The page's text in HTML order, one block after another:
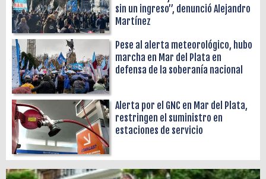
sin un ingreso”, denunció Alejandro
Martínez
Pese al alerta meteorológico, hubo
marcha en Mar del Plata en
defensa de la soberanía nacional
Alerta por el GNC en Mar del Plata,
restringen el suministro en
estaciones de servicio